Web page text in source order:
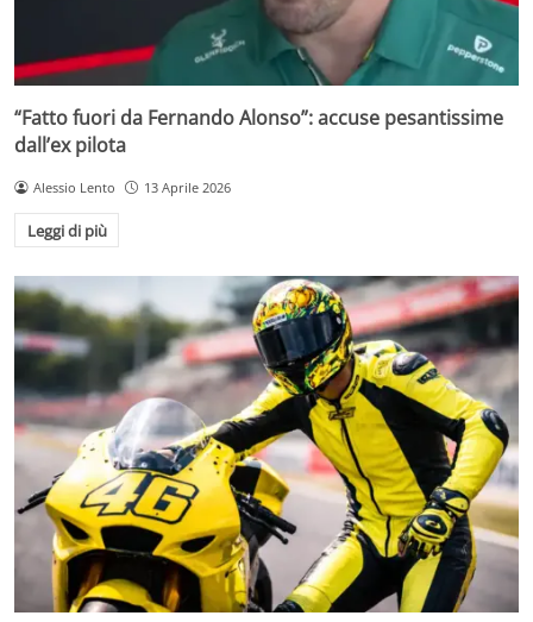
“Fatto fuori da Fernando Alonso”: accuse pesantissime
dall’ex pilota
Alessio Lento 13 Aprile 2026
Leggi di più